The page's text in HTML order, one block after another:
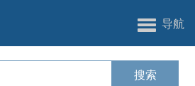
导航